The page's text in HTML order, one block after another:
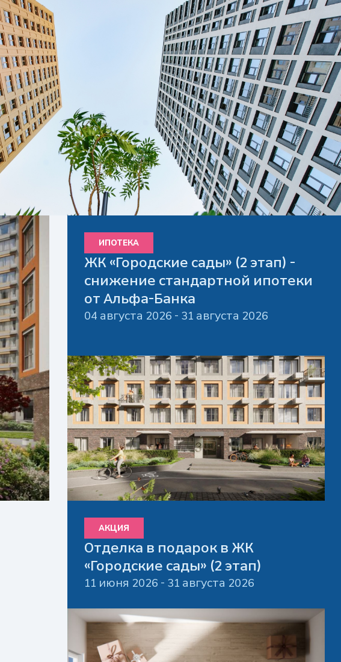
ИПОТЕКА
ЖК «Городские сады» (2 этап) -
снижение стандартной ипотеки
от Альфа-Банка
04 августа 2026 - 31 августа 2026
АКЦИЯ
Отделка в подарок в ЖК
«Городские сады» (2 этап)
11 июня 2026 - 31 августа 2026